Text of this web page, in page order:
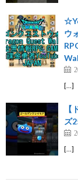
ウ
[…]
ズ
[…]